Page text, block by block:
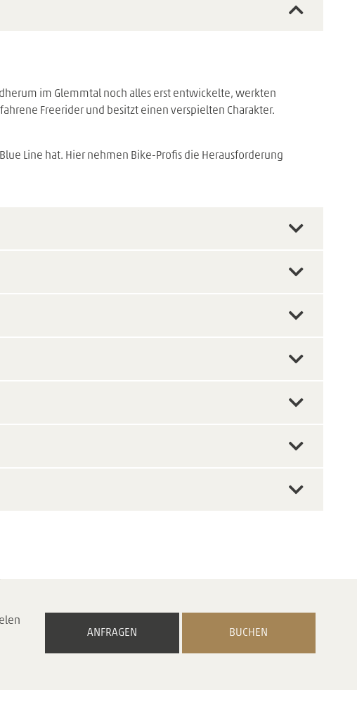
im Glemmtal noch alles erst entwickelte, werkten
Freerider und besitzt einen verspielten Charakter.
Line hat. Hier nehmen Bike-Profis die Herausforderung
ANFRAGEN BUCHEN